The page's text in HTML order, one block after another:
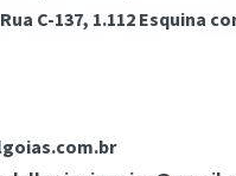
C-137, 1.112 Esquina